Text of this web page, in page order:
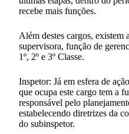
recebe mais funções.
Além destes cargos, existem
supervisora, função de
1º, 2º e 3º Classe.
Inspetor: Já em esfera de
que ocupa este cargo tem a
responsável pelo
estabelecendo diretrizes da
do subinspetor.